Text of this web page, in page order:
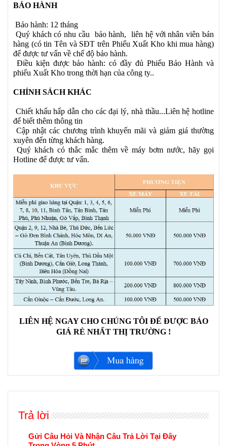
BẢO HÀNH
Bảo hành: 12 tháng
Quý khách có nhu cầu bảo hành, liên hệ với nhân viên bán
hàng (có tin Tên và SĐT trên Phiếu Xuất Kho khi mua hàng)
để được tư vấn về chế độ bảo hành.
Điều kiện được bảo hành: có đầy đủ Phiếu Bảo Hành và
phiếu Xuất Kho trong thời hạn của công ty..
CHÍNH SÁCH KHÁC
Chiết khấu hấp dẫn cho các đại lý, nhà thầu...Liên hệ hotline
để biết thêm thông tin
Cập nhật các chương trình khuyến mãi và giảm giá thường
xuyên đến từng khách hàng.
Quý khách có thắc mắc thêm về máy bơm nước, hãy gọi
Hotline để được tư vấn.
LIÊN HỆ NGAY CHO CHÚNG TÔI ĐỂ ĐƯỢC BÁO
GIÁ RẺ NHẤT THỊ TRƯỜNG !
Trả lời
Gửi Câu Hỏi Và Nhận Câu Trả Lời Tại Đây